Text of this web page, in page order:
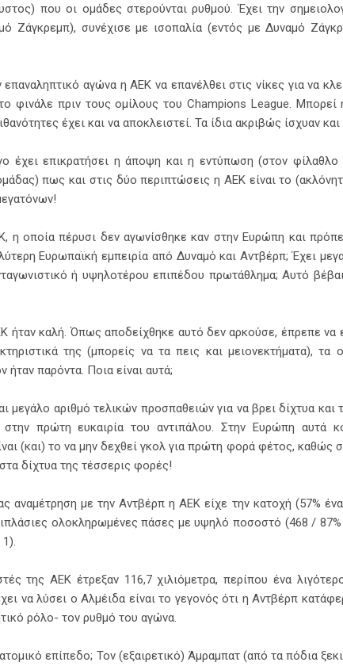
που οι ομάδες στερούνται ρυθμού. Έχει την
Ζάγκρεμπ), συνέχισε με ισοπαλία (εντός με Δυναμό
αγώνα η ΑΕΚ να επανέλθει στις νίκες για να
φινάλε πριν τους ομίλους του Champions League.
έχει και να αποκλειστεί. Τα ίδια ακριβώς ίσχυαν
έχει επικρατήσει η άποψη και η εντύπωση (στον
πως και στις δύο περιπτώσεις η ΑΕΚ είναι το
η οποία πέρυσι δεν αγωνίσθηκε καν στην Ευρώπη και
Ευρωπαϊκή εμπειρία από Δυναμό και Αντβέρπ; Έχει
ή υψηλοτέρου επιπέδου πρωτάθλημα; Αυτό
ήταν καλή. Όπως αποδείχθηκε αυτό δεν αρκούσε, έπρεπε να
της (μπορείς να τα πεις και μειονεκτήματα),
ήταν παρόντα. Ποια είναι αυτά;
μεγάλο αριθμό τελικών προσπαθειών για να βρει δίχτυα
πρώτη ευκαιρία του αντιπάλου. Στην Ευρώπη αυτά
(και) το να μην δεχθεί γκολ για πρώτη φορά φέτος, καθώς
δίχτυα της τέσσερις φορές!
αναμέτρηση με την Αντβέρπ η ΑΕΚ είχε την κατοχή (57%
ολοκληρωμένες πάσες με υψηλό ποσοστό (468 / 87%
1).
της ΑΕΚ έτρεξαν 116,7 χιλιόμετρα, περίπου ένα
να λύσει ο Αλμέιδα είναι το γεγονός ότι η Αντβέρπ
ρόλο- τον ρυθμό του αγώνα.
επίπεδο; Τον (εξαιρετικό) Άμραμπατ (από τα πόδια